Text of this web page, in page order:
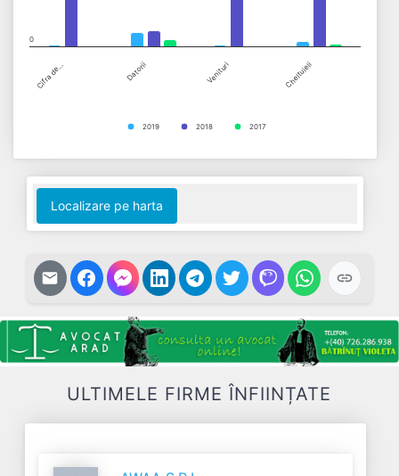
Cifra de… Datorii Venituri Cheltuieli
2019 2018 2017
0
End of interactive chart.
Localizare pe harta
ULTIMELE FIRME ÎNFIINȚATE